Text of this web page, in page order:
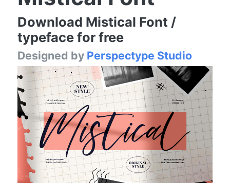
Download Mistical Font /
typeface for free
Designed by Perspectype Studio